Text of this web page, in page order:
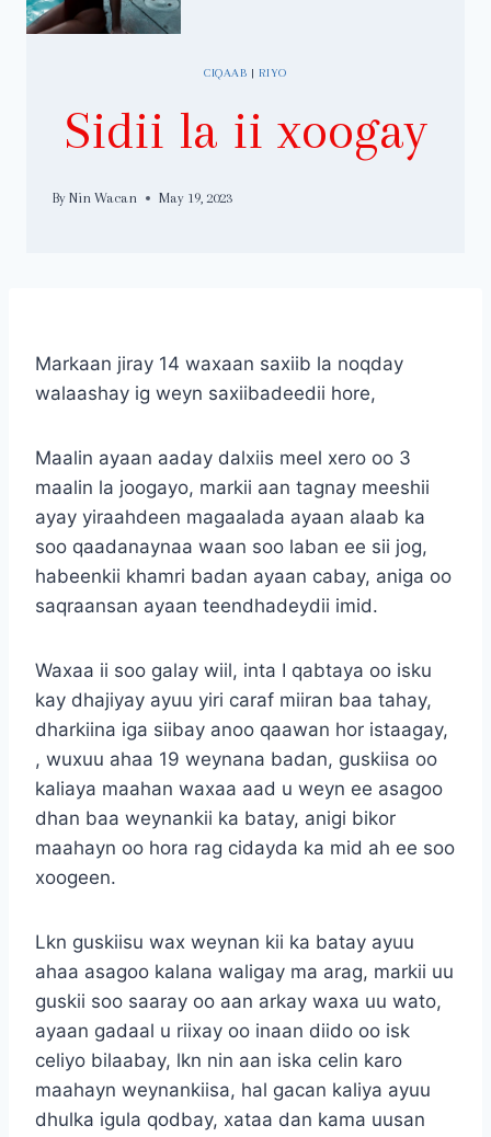
CIQAAB |RIYO
Sidii la ii xoogay
By Nin Wacan May 19, 2023
Markaan jiray 14 waxaan saxiib la noqday
walaashay ig weyn saxiibadeedii hore,
Maalin ayaan aaday dalxiis meel xero oo 3
maalin la joogayo, markii aan tagnay meeshii
ayay yiraahdeen magaalada ayaan alaab ka
soo qaadanaynaa waan soo laban ee sii jog,
habeenkii khamri badan ayaan cabay, aniga oo
saqraansan ayaan teendhadeydii imid.
Waxaa ii soo galay wiil, inta I qabtaya oo isku
kay dhajiyay ayuu yiri caraf miiran baa tahay,
dharkiina iga siibay anoo qaawan hor istaagay,
, wuxuu ahaa 19 weynana badan, guskiisa oo
kaliaya maahan waxaa aad u weyn ee asagoo
dhan baa weynankii ka batay, anigi bikor
maahayn oo hora rag cidayda ka mid ah ee soo
xoogeen.
Lkn guskiisu wax weynan kii ka batay ayuu
ahaa asagoo kalana waligay ma arag, markii uu
guskii soo saaray oo aan arkay waxa uu wato,
ayaan gadaal u riixay oo inaan diido oo isk
celiyo bilaabay, lkn nin aan iska celin karo
maahayn weynankiisa, hal gacan kaliya ayuu
dhulka igula qodbay, xataa dan kama uusan